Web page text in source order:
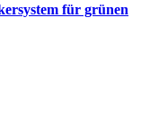
für grünen